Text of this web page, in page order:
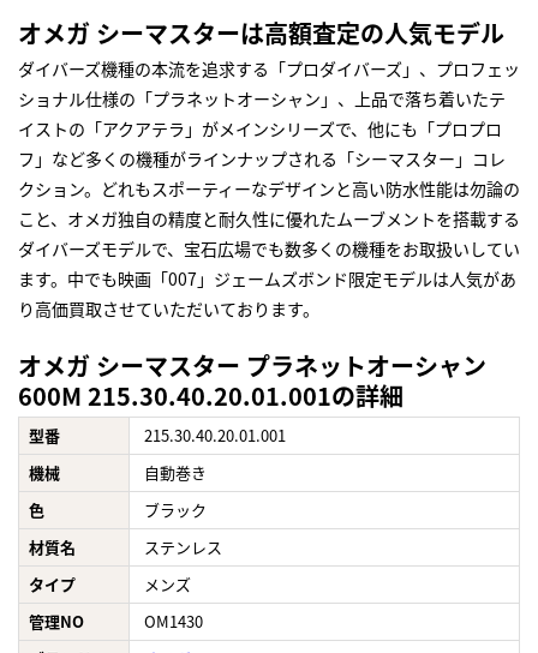
オメガ シーマスターは高額査定の人気モデル
ダイバーズ機種の本流を追求する「プロダイバーズ」、プロフェッ
ショナル仕様の「プラネットオーシャン」、上品で落ち着いたテ
イストの「アクアテラ」がメインシリーズで、他にも「プロプロ
フ」など多くの機種がラインナップされる「シーマスター」コレ
クション。どれもスポーティーなデザインと高い防水性能は勿論の
こと、オメガ独自の精度と耐久性に優れたムーブメントを搭載する
ダイバーズモデルで、宝石広場でも数多くの機種をお取扱いしてい
ます。中でも映画「007」ジェームズボンド限定モデルは人気があ
り高価買取させていただいております。
オメガ シーマスター プラネットオーシャン
600M 215.30.40.20.01.001の詳細
型番
215.30.40.20.01.001
機械
自動巻き
色
ブラック
材質名
ステンレス
タイプ
メンズ
管理NO
OM1430